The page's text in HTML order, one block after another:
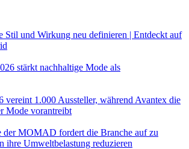
Stil und Wirkung neu definieren | Entdeckt auf
stärkt nachhaltige Mode als
vereint 1.000 Aussteller, während Avantex die
Mode vorantreibt
der MOMAD fordert die Branche auf zu
ihre Umweltbelastung reduzieren